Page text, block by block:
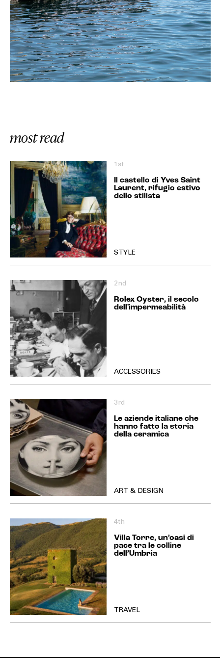
most read
1st
Il castello di Yves Saint
Laurent, rifugio estivo
dello stilista
STYLE
2nd
Rolex Oyster, il secolo
dell'impermeabilità
ACCESSORIES
3rd
Le aziende italiane che
hanno fatto la storia
della ceramica
ART & DESIGN
4th
Villa Torre, un’oasi di
pace tra le colline
dell’Umbria
TRAVEL